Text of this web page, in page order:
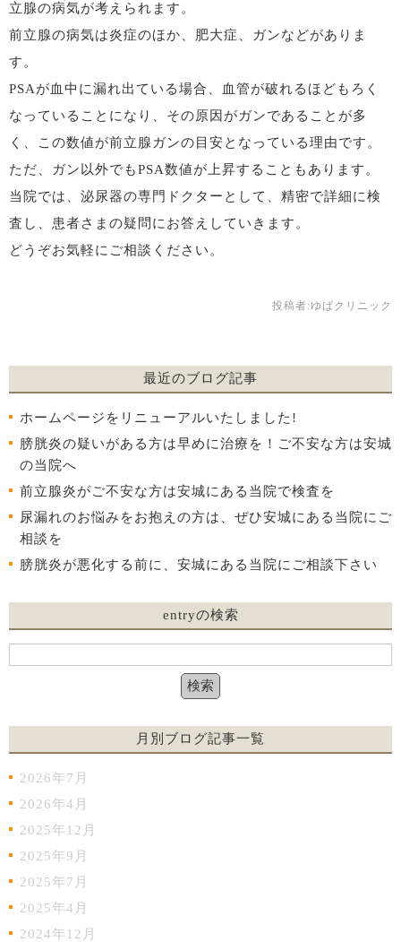
立腺の病気が考えられます。
前立腺の病気は炎症のほか、肥大症、ガンなどがありま
す。
PSAが血中に漏れ出ている場合、血管が破れるほどもろく
なっていることになり、その原因がガンであることが多
く、この数値が前立腺ガンの目安となっている理由です。
ただ、ガン以外でもPSA数値が上昇することもあります。
当院では、泌尿器の専門ドクターとして、精密で詳細に検
査し、患者さまの疑問にお答えしていきます。
どうぞお気軽にご相談ください。
投稿者: ゆばクリニック
最近のブログ記事
ホームページをリニューアルいたしました!
膀胱炎の疑いがある方は早めに治療を！ご不安な方は安城
の当院へ
前立腺炎がご不安な方は安城にある当院で検査を
尿漏れのお悩みをお抱えの方は、ぜひ安城にある当院にご
相談を
膀胱炎が悪化する前に、安城にある当院にご相談下さい
entryの検索
月別ブログ記事一覧
2026年7月
2026年4月
2025年12月
2025年9月
2025年7月
2025年4月
2024年12月